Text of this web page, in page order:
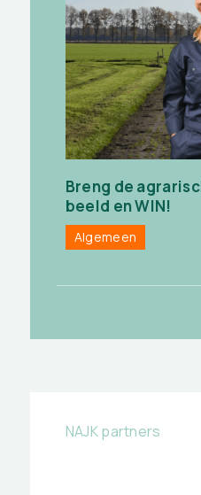
Breng de
beeld en WIN!
Algemeen
NAJK partners